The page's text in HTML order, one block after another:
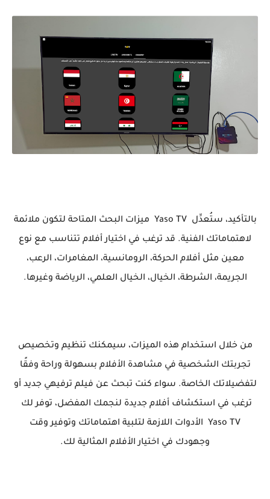
بالتأكيد، ستُعدِّل Yaso TV ميزات البحث المتاحة لتكون ملائمة
لاهتماماتك الفنية. قد ترغب في اختيار أفلام تتناسب مع نوع
معين مثل أفلام الحركة، الرومانسية، المغامرات، الرعب،
الجريمة، الشرطة، الخيال، الخيال العلمي، الرياضة وغيرها.
من خلال استخدام هذه الميزات، سيمكنك تنظيم وتخصيص
تجربتك الشخصية في مشاهدة الأفلام بسهولة وراحة وفقًا
لتفضيلاتك الخاصة. سواء كنت تبحث عن فيلم ترفيهي جديد أو
ترغب في استكشاف أفلام جديدة لنجمك المفضل، توفر لك
Yaso TV الأدوات اللازمة لتلبية اهتماماتك وتوفير وقت
وجهودك في اختيار الأفلام المثالية لك.